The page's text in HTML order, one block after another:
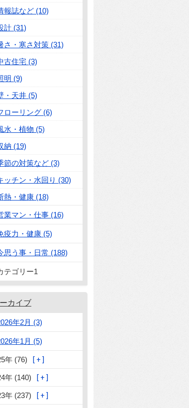
報誌など (10)
計 (31)
さ・寒さ対策 (31)
古住宅 (3)
明 (9)
・天井 (5)
ローリング (6)
水・植物 (5)
納 (19)
節の対策など (3)
ッチン・水回り (30)
熱・健康 (18)
業マン・仕事 (16)
疫力・健康 (5)
思う事・日常 (188)
テゴリー1
カイブ
年2月 (3)
年1月 (5)
年 (76)
年 (140)
年 (237)